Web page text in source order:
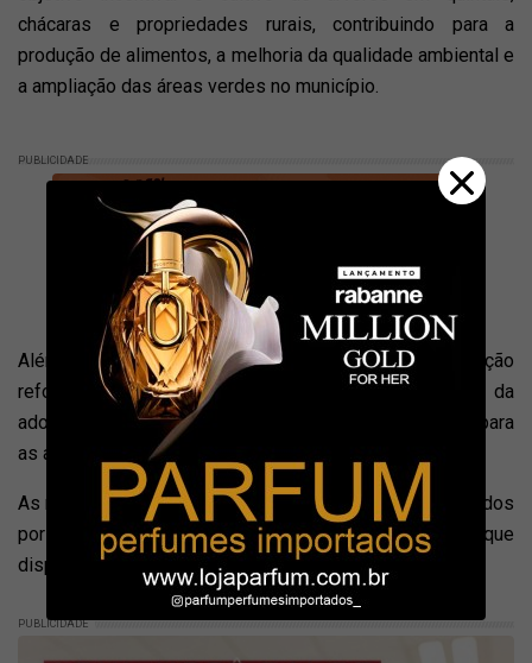
chácaras e propriedades rurais, contribuindo para a
produção de alimentos, a melhoria da qualidade ambiental e
a ampliação das áreas verdes no município.
PUBLICIDADE
Além de estimular o plantio de espécies frutíferas, a ação
reforça a importância da preservação ambiental e da
adoção de práticas sustentáveis, gerando benefícios para
as atuais e futuras gerações.
As mudas serão entregues gratuitamente aos interessados
por ordem de chegada, até o término do estoque
disponibilizado para a ação.
PUBLICIDADE